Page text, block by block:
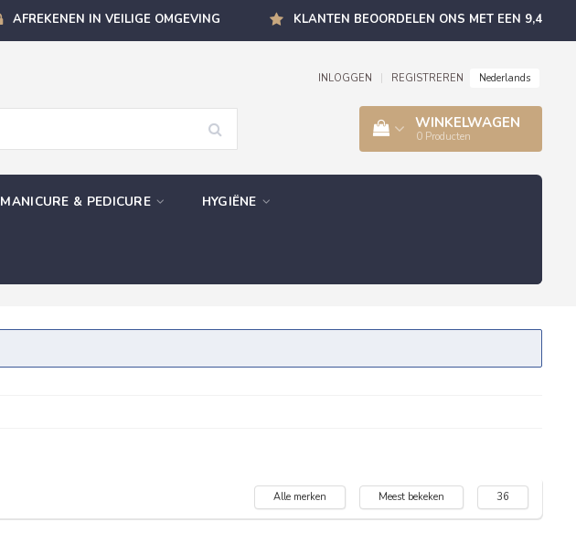
AFREKENEN IN VEILIGE OMGEVING KLANTEN BEOORDELEN ONS MET EEN 9,4
INLOGGEN REGISTREREN Nederlands
WINKELWAGEN
0 Producten
MANICURE & PEDICURE HYGIËNE
Alle merken Meest bekeken 36